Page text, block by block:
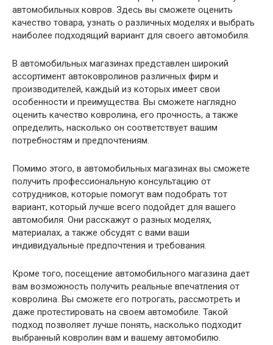
автомобильных ковров. Здесь вы сможете оценить
качество товара, узнать о различных моделях и выбрать
наиболее подходящий вариант для своего автомобиля.
В автомобильных магазинах представлен широкий
ассортимент автоковролинов различных фирм и
производителей, каждый из которых имеет свои
особенности и преимущества. Вы сможете наглядно
оценить качество ковролина, его прочность, а также
определить, насколько он соответствует вашим
потребностям и предпочтениям.
Помимо этого, в автомобильных магазинах вы сможете
получить профессиональную консультацию от
сотрудников, которые помогут вам подобрать тот
вариант, который лучше всего подойдет для вашего
автомобиля. Они расскажут о разных моделях,
материалах, а также обсудят с вами ваши
индивидуальные предпочтения и требования.
Кроме того, посещение автомобильного магазина дает
вам возможность получить реальные впечатления от
ковролина. Вы сможете его потрогать, рассмотреть и
даже протестировать на своем автомобиле. Такой
подход позволяет лучше понять, насколько подходит
выбранный ковролин вам и вашему автомобилю.